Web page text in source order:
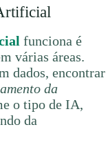
funciona é
várias áreas.
dados, encontrar
da
o tipo de IA,
da